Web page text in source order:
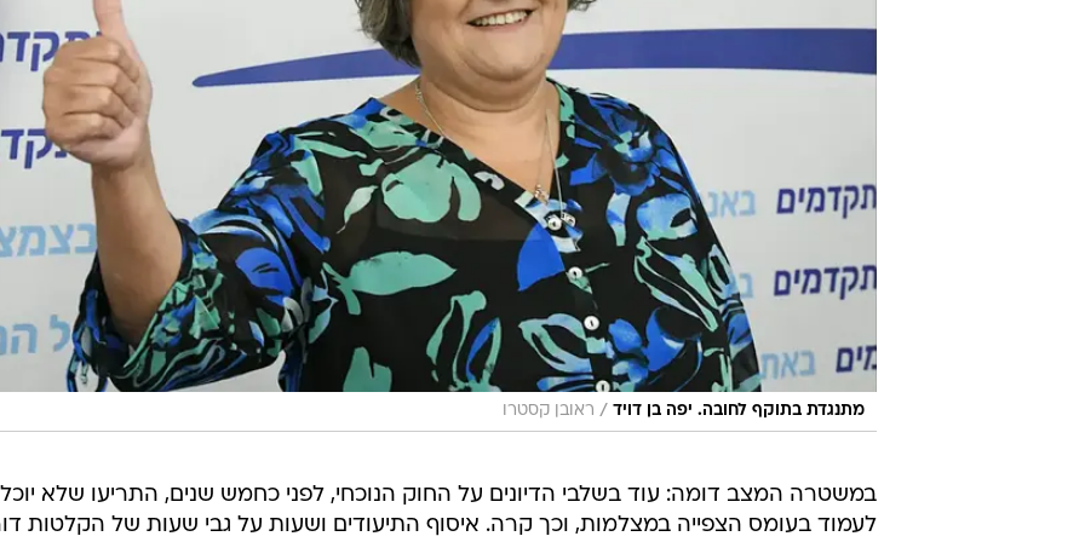
מתנגדת בתוקף לחובה. יפה בן דויד / ראובן קסטרו
במשטרה המצב דומה: עוד בשלבי הדיונים על החוק הנוכחי, לפני כחמש שנים, התריעו שלא
לעמוד בעומס הצפייה במצלמות, וכך קרה. איסוף התיעודים ושעות על גבי שעות של הקלטות